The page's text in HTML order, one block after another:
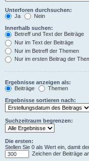
Unterforen durchsuchen:
Ja
Nein
Innerhalb suchen:
Betreff und Text der Beiträge
Nur im Text der Beiträge
Nur im Betreff der Themen
Nur im ersten Beitrag der
Ergebnisse anzeigen als:
Beiträge
Themen
Ergebnisse sortieren nach:
Suchzeitraum begrenzen:
Die ersten:
Stellen Sie 0 als Wert ein, damit
Zeichen der Beiträge